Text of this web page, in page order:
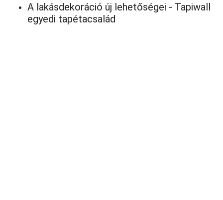
A lakásdekoráció új lehetőségei - Tapiwall
egyedi tapétacsalád